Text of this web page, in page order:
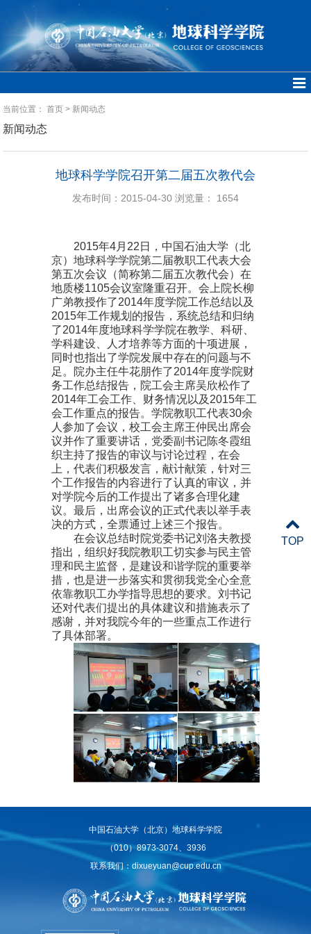
当前位置：首页 > 新闻动态
新闻动态
地球科学学院召开第二届五次教代会
发布时间：2015-04-30 浏览量： 1654
2015年4月 22 日，中国石油大学（北
京）地球科学学院第二届教职工代表大会
第五次会议（简称第二届五次教代会）在
地质楼1105会议室隆重召开。会上院长柳
广弟教授作了2014年度学院工作总结以及
2015年工作规划的报告，系统总结和归纳
了2014年度地球科学学院在教学、科研、
学科建设、人才培养等方面的十项进展，
同时也指出了学院发展中存在的问题与不
足。院办主任牛花朋作了2014年度学院财
务工作总结报告，院工会主席吴欣松作了
2014年工会工作、财务情况以及 2015年工
会工作重点的报告。学院教职工代表30余
人参加了会议，校工会主席王仲民出席会
议并作了重要讲话，党委副书记陈冬霞组
织主持了报告的审议与讨论过程，在会
上，代表们积极发言，献计献策，针对三
个工作报告的内容进行了认真的审议，并
对学院今后的工作提出了诸多合理化建
议。最后，出席会议的正式代表以举手表
决的方式，全票通过上述三个报告。
在会议总结时院党委书记刘洛夫教授
指出，组织好我院教职工切实参与民主管
理和民主监督，是建设和谐学院的重要举
措，也是进一步落实和贯彻我党全心全意
依靠教职工办学指导思想的要求。刘书记
还对代表们提出的具体建议和措施表示了
感谢，并对我院今年的一些重点工作进行
了具体部署。
中国石油大学（北京）地球科学学院
（010）8973-3074、3936
联系我们：dixueyuan@cup.edu.cn
TOP